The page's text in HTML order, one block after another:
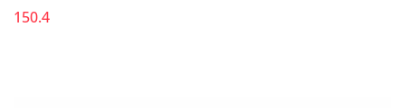
150.4